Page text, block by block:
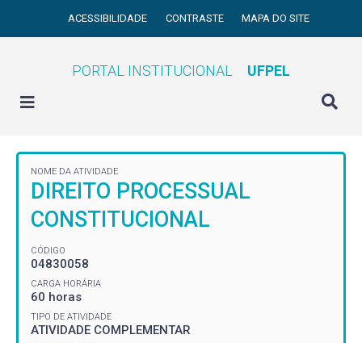
ACESSIBILIDADE CONTRASTE MAPA DO SITE
PORTAL INSTITUCIONAL UFPEL
NOME DA ATIVIDADE
DIREITO PROCESSUAL
CONSTITUCIONAL
CÓDIGO
04830058
CARGA HORÁRIA
60 horas
TIPO DE ATIVIDADE
ATIVIDADE COMPLEMENTAR